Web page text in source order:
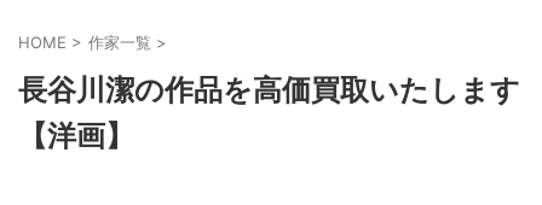
HOME > 作家一覧 >
長谷川潔の作品を高価買取いたします
【洋画】